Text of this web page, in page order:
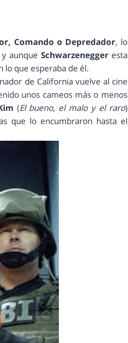
Comando o Depredador, lo
aunque Schwarzeneggeresta
lo que esperaba de él.
de California vuelve al cine
unos cameos más o menos
(El bueno, el malo y el raro)
que lo encumbraron hasta el